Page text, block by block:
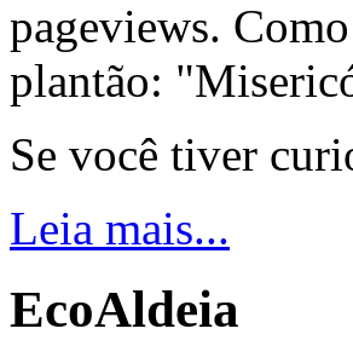
pageviews.
plantão:
Se você tiver
Leia mais...
EcoAldeia